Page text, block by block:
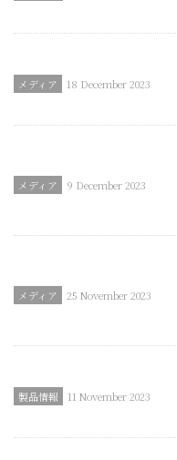
18 December 2023
9 December 2023
25 November 2023
11 November 2023